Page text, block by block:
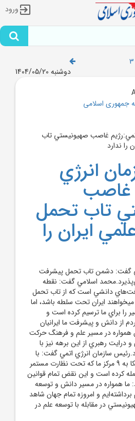
ورود
دوشنبه 1404/05/20
جمهوری اسلامی
انرژي
غاصب
تاب تحمل
ايران را
گفت: دشمن تاب تحمل پيشرفت
اسلامي گفت: نقطه
دانشي است که از تاب تحمل
ايران تحت سلطه باشد، اما
را براي ما ترسيم کرده است و
از دانش و پيشرفت ما ايرانيان
همواره در مسير علم و فرهنگ حرکت
رهبري از اين برهه نيز با
سازمان انرژي اتمي گفت: با
بيان اينکه اسراييل و امريکا به 9 مرکز ما که تحت نظارت مستمر
کرده است و اين نقض تمام قوانين
ما همواره در مسير دانش و توسعه
و امروزه تمام جهان شاهد
در مقابله با توسعه علم در